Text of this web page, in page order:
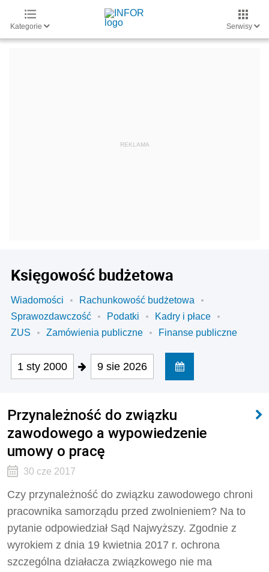
Kategorie Serwisy
Księgowość budżetowa
Wiadomości
Rachunkowość budżetowa
Sprawozdawczość
Podatki
Kadry i płace
ZUS
Zamówienia publiczne Finanse publiczne
1 sty 2000 9 sie 2026
Przynależność do związku
zawodowego a wypowiedzenie
umowy o pracę
30 cze 2017
Czy przynależność do związku zawodowego chroni
pracownika samorządu przed zwolnieniem? Na to
pytanie odpowiedział Sąd Najwyższy. Zgodnie z
wyrokiem z dnia 19 kwietnia 2017 r. ochrona
szczególna działacza związkowego nie ma